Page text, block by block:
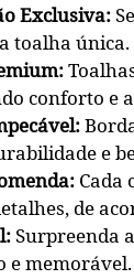
Exclusiva:
toalha única.
conforto e
e
Cada
de
Surpreenda
e memorável.